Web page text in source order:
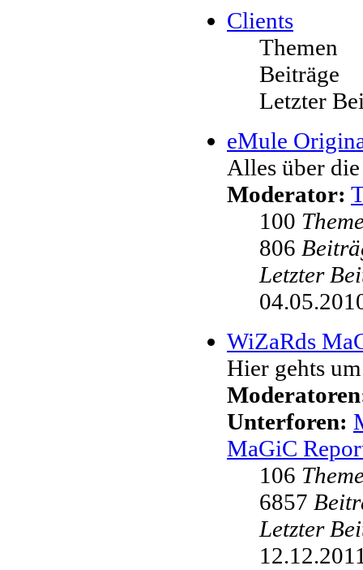
Clients
Themen
Beiträge
Letzter
eMule
Alles über
Moderator:
100
806
Letzter
WiZaRds
Hier gehts
Unterforen:
MaGiC
106
6857
Letzter